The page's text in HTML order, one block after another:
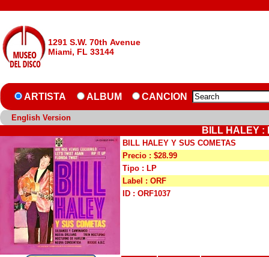
1291 S.W. 70th Avenue
Miami, FL 33144
ARTISTA ALBUM CANCION
English Version
BILL HALEY :
BILL HALEY Y SUS COMETAS
Precio : $28.99
Tipo : LP
Label : ORF
ID : ORF1037